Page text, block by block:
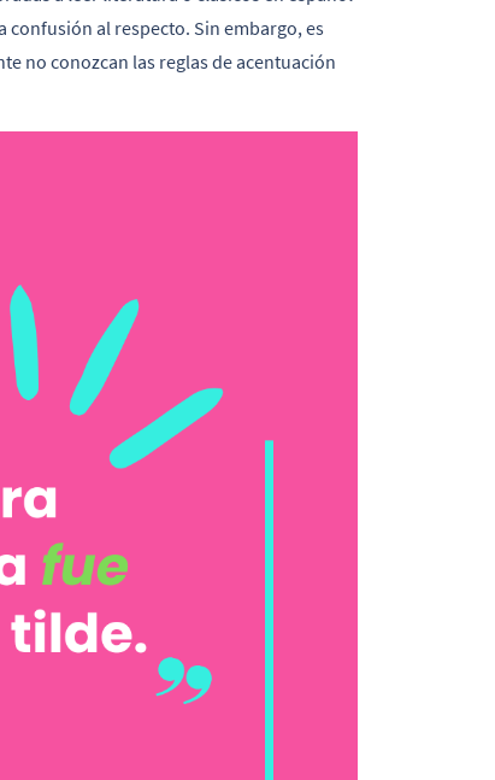
al respecto. Sin embargo, es
no conozcan las reglas de acentuación